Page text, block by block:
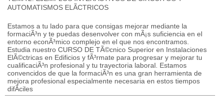
AUTOMATISMOS ELÃCTRICOS
Estamos a tu lado para que consigas mejorar mediante la
formaciÃ³n y te puedas desenvolver con mÃ¡s suficiencia en el
entorno econÃ³mico complejo en el que nos encontramos.
Estudia nuestro CURSO DE TÃ©cnico Superior en Instalaciones
ElÃ©ctricas en Edificios y fÃ³rmate para progresar y mejorar tu
cualificaciÃ³n profesional y tu trayectoria laboral. Estamos
convencidos de que la formaciÃ³n es una gran herramienta de
mejora profesional especialmente necesaria en estos tiempos
difÃ­ciles